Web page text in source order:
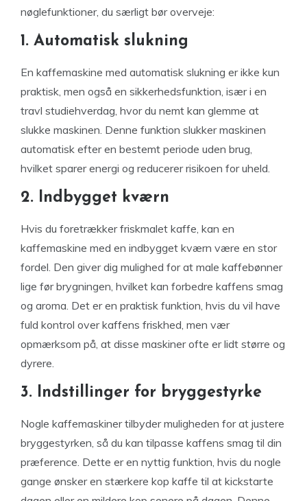
nøglefunktioner, du særligt bør overveje:
1. Automatisk slukning
En kaffemaskine med automatisk slukning er ikke kun
praktisk, men også en sikkerhedsfunktion, især i en
travl studiehverdag, hvor du nemt kan glemme at
slukke maskinen. Denne funktion slukker maskinen
automatisk efter en bestemt periode uden brug,
hvilket sparer energi og reducerer risikoen for uheld.
2. Indbygget kværn
Hvis du foretrækker friskmalet kaffe, kan en
kaffemaskine med en indbygget kværn være en stor
fordel. Den giver dig mulighed for at male kaffebønner
lige før brygningen, hvilket kan forbedre kaffens smag
og aroma. Det er en praktisk funktion, hvis du vil have
fuld kontrol over kaffens friskhed, men vær
opmærksom på, at disse maskiner ofte er lidt større og
dyrere.
3. Indstillinger for bryggestyrke
Nogle kaffemaskiner tilbyder muligheden for at justere
bryggestyrken, så du kan tilpasse kaffens smag til din
præference. Dette er en nyttig funktion, hvis du nogle
gange ønsker en stærkere kop kaffe til at kickstarte